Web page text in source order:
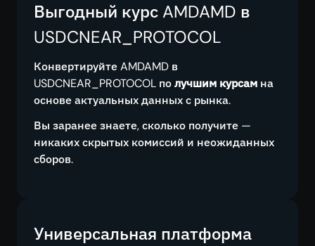
Выгодный курс AMDAMD в
USDCNEAR_PROTOCOL
Конвертируйте AMDAMD в
USDCNEAR_PROTOCOL получшим курсам на
основе актуальных данных с рынка.
Вы заранее знаете, сколько получите —
никаких скрытых комиссий и неожиданных
сборов.
Универсальная платформа